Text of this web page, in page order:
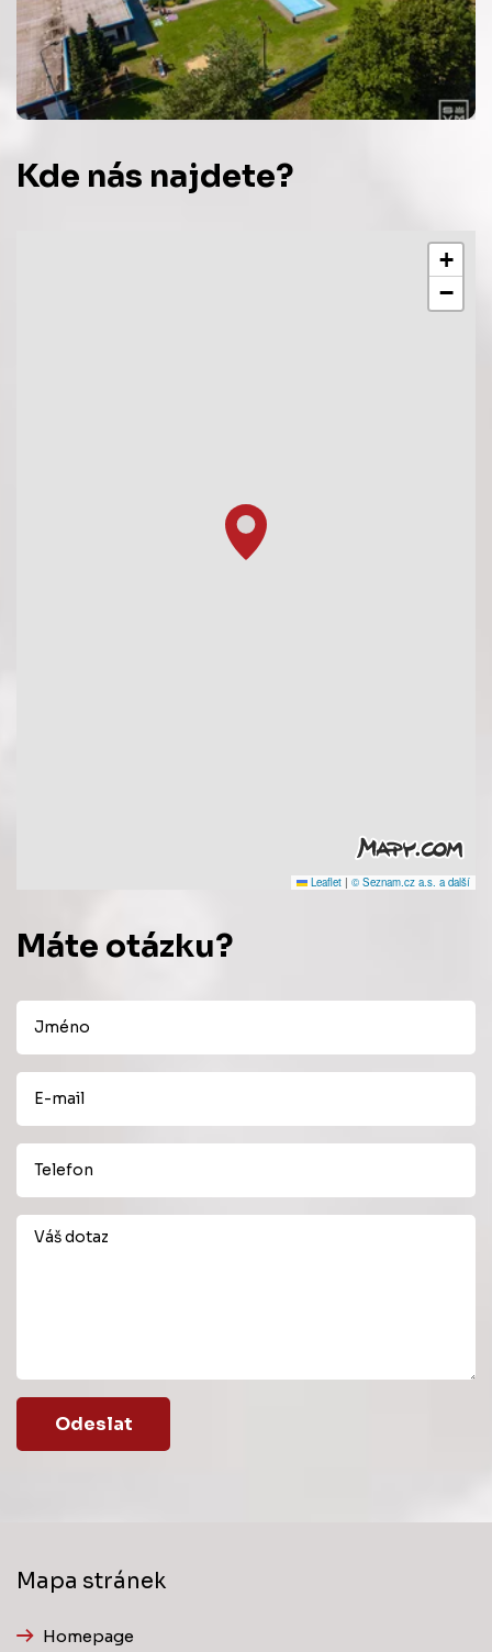
Kde nás najdete?
+
−
Leaflet | © Seznam.cz a.s. a další
Máte otázku?
Odeslat
Mapa stránek
Homepage